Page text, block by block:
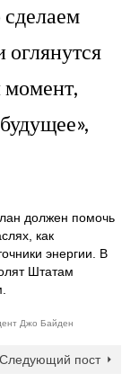
оглянутся
момент,
должен помочь
как
энергии. В
Штатам
Джо Байден
Следующий пост